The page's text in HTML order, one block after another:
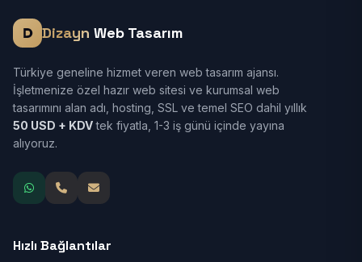
Dizayn Web Tasarım
Türkiye geneline hizmet veren web tasarım ajansı.
İşletmenize özel hazır web sitesi ve kurumsal web
tasarımını alan adı, hosting, SSL ve temel SEO dahil yıllık
50 USD + KDVtek fiyatla, 1-3 iş günü içinde yayına
alıyoruz.
Hızlı Bağlantılar